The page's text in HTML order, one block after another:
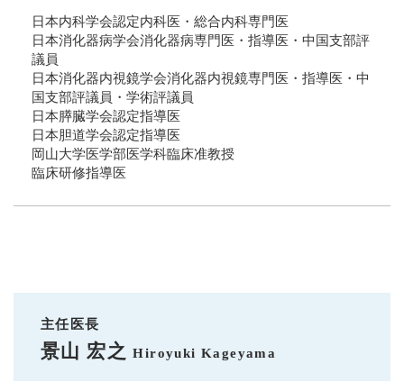
日本内科学会認定内科医・総合内科専門医
日本消化器病学会消化器病専門医・指導医・中国支部評
議員
日本消化器内視鏡学会消化器内視鏡専門医・指導医・中
国支部評議員・学術評議員
日本膵臓学会認定指導医
日本胆道学会認定指導医
岡山大学医学部医学科臨床准教授
臨床研修指導医
主任医長
景山 宏之Hiroyuki Kageyama